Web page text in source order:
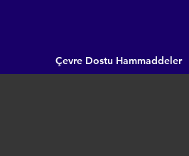
Çevre Dostu Hammaddeler